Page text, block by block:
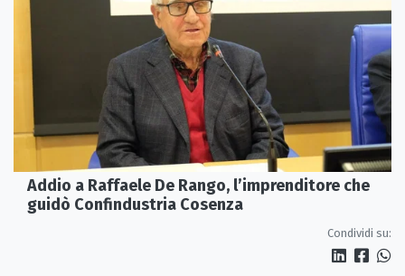
Addio a Raffaele De Rango, l’imprenditore che
guidò Confindustria Cosenza
Condividi su: